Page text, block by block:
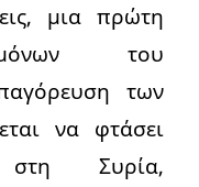
μια πρώτη
του
των
να φτάσει
Συρία,